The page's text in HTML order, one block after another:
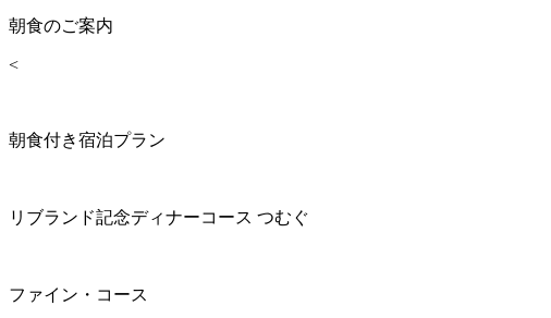
朝食のご案内
<
朝食付き宿泊プラン
リブランド記念ディナーコース つむぐ
ファイン・コース